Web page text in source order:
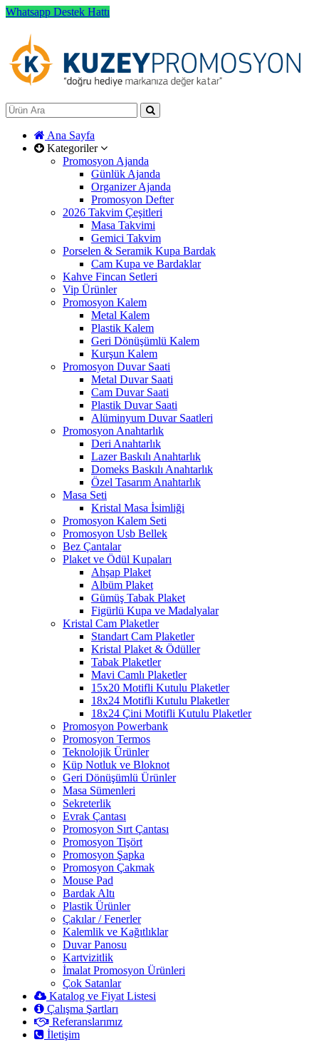
Whatsapp Destek Hattı
Ana Sayfa
Kategoriler
Promosyon Ajanda
Günlük Ajanda
Organizer Ajanda
Promosyon Defter
2026 Takvim Çeşitleri
Masa Takvimi
Gemici Takvim
Porselen & Seramik Kupa Bardak
Cam Kupa ve Bardaklar
Kahve Fincan Setleri
Vip Ürünler
Promosyon Kalem
Metal Kalem
Plastik Kalem
Geri Dönüşümlü Kalem
Kurşun Kalem
Promosyon Duvar Saati
Metal Duvar Saati
Cam Duvar Saati
Plastik Duvar Saati
Alüminyum Duvar Saatleri
Promosyon Anahtarlık
Deri Anahtarlık
Lazer Baskılı Anahtarlık
Domeks Baskılı Anahtarlık
Özel Tasarım Anahtarlık
Masa Seti
Kristal Masa İsimliği
Promosyon Kalem Seti
Promosyon Usb Bellek
Bez Çantalar
Plaket ve Ödül Kupaları
Ahşap Plaket
Albüm Plaket
Gümüş Tabak Plaket
Figürlü Kupa ve Madalyalar
Kristal Cam Plaketler
Standart Cam Plaketler
Kristal Plaket & Ödüller
Tabak Plaketler
Mavi Camlı Plaketler
15x20 Motifli Kutulu Plaketler
18x24 Motifli Kutulu Plaketler
18x24 Çini Motifli Kutulu Plaketler
Promosyon Powerbank
Promosyon Termos
Teknolojik Ürünler
Küp Notluk ve Bloknot
Geri Dönüşümlü Ürünler
Masa Sümenleri
Sekreterlik
Evrak Çantası
Promosyon Sırt Çantası
Promosyon Tişört
Promosyon Şapka
Promosyon Çakmak
Mouse Pad
Bardak Altı
Plastik Ürünler
Çakılar / Fenerler
Kalemlik ve Kağıtlıklar
Duvar Panosu
Kartvizitlik
İmalat Promosyon Ürünleri
Çok Satanlar
Katalog ve Fiyat Listesi
Çalışma Şartları
Referanslarımız
İletişim